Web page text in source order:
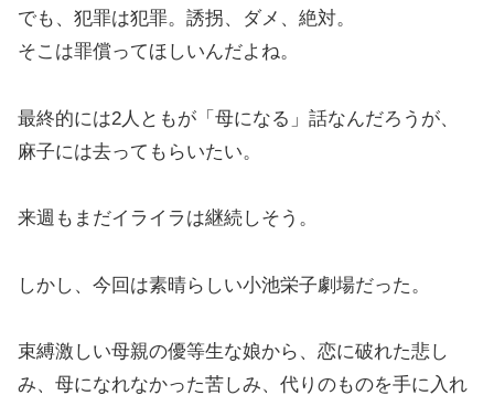
でも、犯罪は犯罪。誘拐、ダメ、絶対。
そこは罪償ってほしいんだよね。
最終的には2人ともが「母になる」話なんだろうが、
麻子には去ってもらいたい。
来週もまだイライラは継続しそう。
しかし、今回は素晴らしい小池栄子劇場だった。
束縛激しい母親の優等生な娘から、恋に破れた悲し
み、母になれなかった苦しみ、代りのものを手に入れ